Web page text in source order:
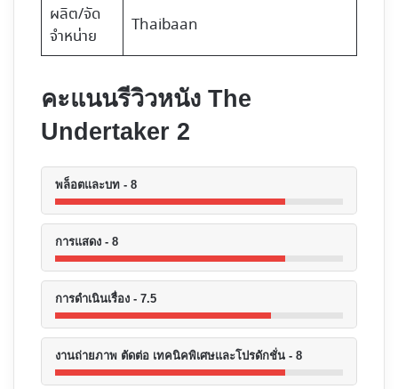
ผลิต/จัด
จำหน่าย
Thaibaan
คะแนนรีวิวหนัง The
Undertaker 2
พล็อตและบท - 8
การแสดง - 8
การดำเนินเรื่อง - 7.5
งานถ่ายภาพ ตัดต่อ เทคนิคพิเศษและโปรดักชั่น - 8